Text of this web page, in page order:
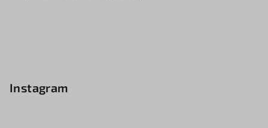
Instagram